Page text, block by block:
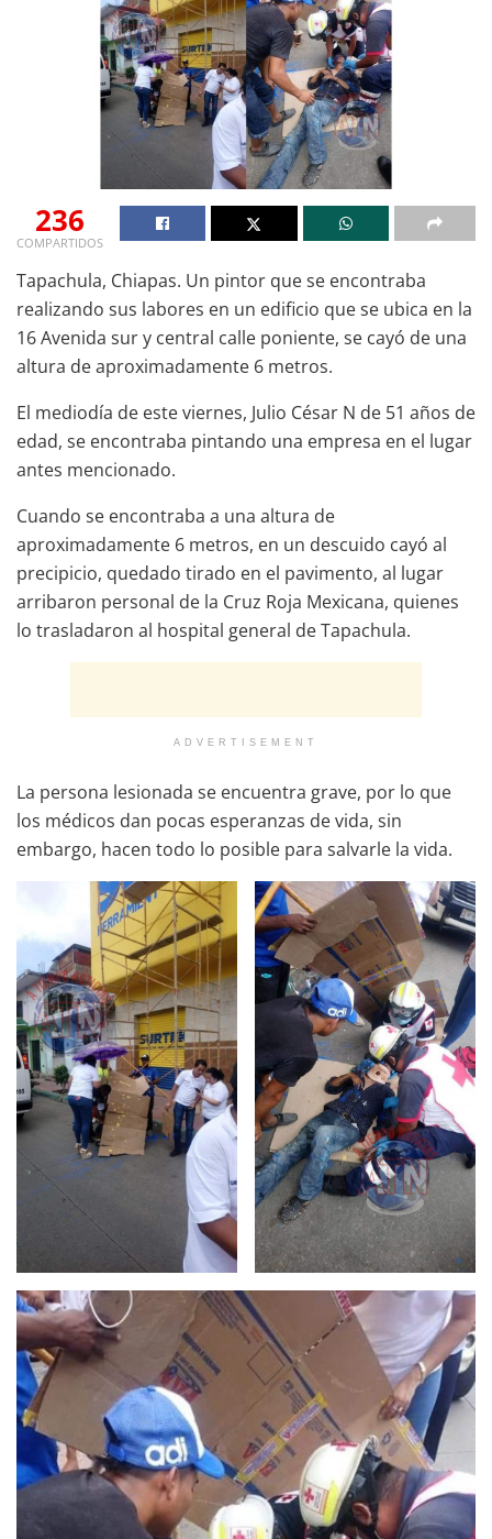
236
COMPARTIDOS
Tapachula, Chiapas. Un pintor que se encontraba
realizando sus labores en un edificio que se ubica en la
16 Avenida sur y central calle poniente, se cayó de una
altura de aproximadamente 6 metros.
El mediodía de este viernes, Julio César N de 51 años de
edad, se encontraba pintando una empresa en el lugar
antes mencionado.
Cuando se encontraba a una altura de
aproximadamente 6 metros, en un descuido cayó al
precipicio, quedado tirado en el pavimento, al lugar
arribaron personal de la Cruz Roja Mexicana, quienes
lo trasladaron al hospital general de Tapachula.
ADVERTISEMENT
La persona lesionada se encuentra grave, por lo que
los médicos dan pocas esperanzas de vida, sin
embargo, hacen todo lo posible para salvarle la vida.